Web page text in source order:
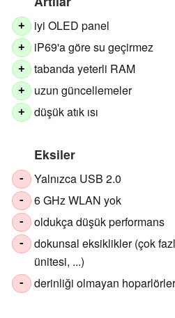
+ iyi OLED panel
+ iP69'a göre su geçirmez
+ tabanda yeterli RAM
+ uzun güncellemeler
+ düşük atık ısı
Eksiler
- Yalnızca USB 2.0
- 6 GHz WLAN yok
- oldukça düşük performans
-
dokunsal eksiklikler (çok
ünitesi, ...)
- derinliği olmayan